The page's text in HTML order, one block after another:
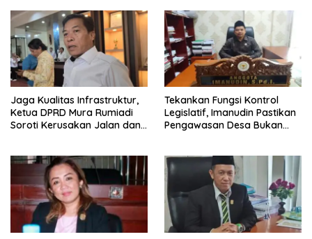
Jaga Kualitas Infrastruktur,
Ketua DPRD Mura Rumiadi
Soroti Kerusakan Jalan dan
Tekankan Fungsi Kontrol
Legislatif, Imanudin Pastikan
Pengawasan Desa Bukan